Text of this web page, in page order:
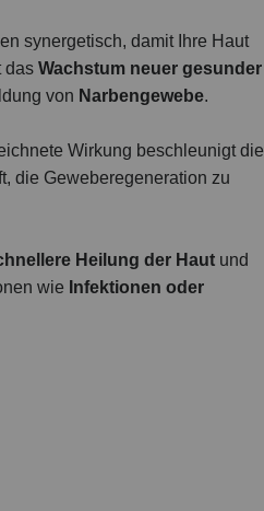
synergetisch, damit Ihre Haut
das Wachstum neuer gesunder
von Narbengewebe.
Wirkung beschleunigt die
die Geweberegeneration zu
Heilung der Haut und
wie Infektionen oder